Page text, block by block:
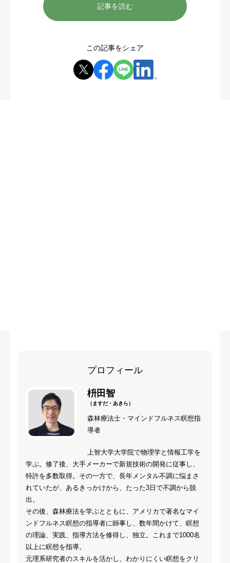
記事を読む
この記事をシェア
プロフィール
枡田智
（ますだ・あきら）
森林療法士・マインドフルネス瞑想指
導者
上智大学大学院で物理学と情報工学を
学ぶ。修了後、大手メーカーで新規技術の開発に従事し、
特許を多数取得。その一方で、長年メンタル不調に悩まさ
れていたが、あるきっかけから、たった3日で不調から脱
出。
その後、森林療法を学ぶとともに、アメリカで著名なマイ
ンドフルネス瞑想の指導者に師事し、数年間かけて、瞑想
の理論、実践、指導方法を修得し、独立。これまで1000名
以上に瞑想を指導。
元理系研究者のスキルを活かし、わかりにくい瞑想をクリ